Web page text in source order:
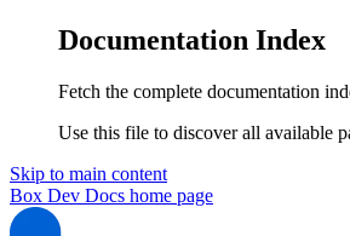
Documentation Index
Fetch the complete documentation
Use this file to discover all available
Skip to main content
Box Dev Docs home page